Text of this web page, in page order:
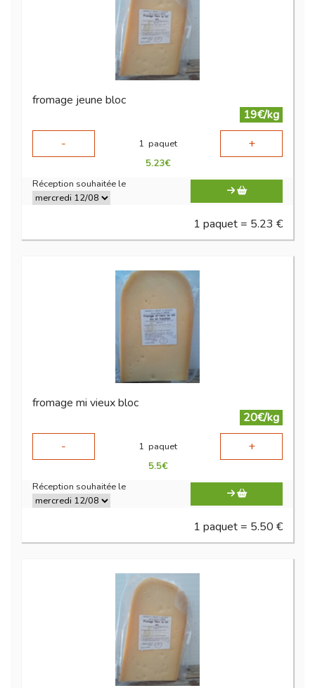
fromage jeune bloc
19€/kg
-
1 paquet +
5.23€
Réception souhaitée le
1 paquet = 5.23 €
fromage mi vieux bloc
20€/kg
-
1 paquet +
5.5€
Réception souhaitée le
1 paquet = 5.50 €